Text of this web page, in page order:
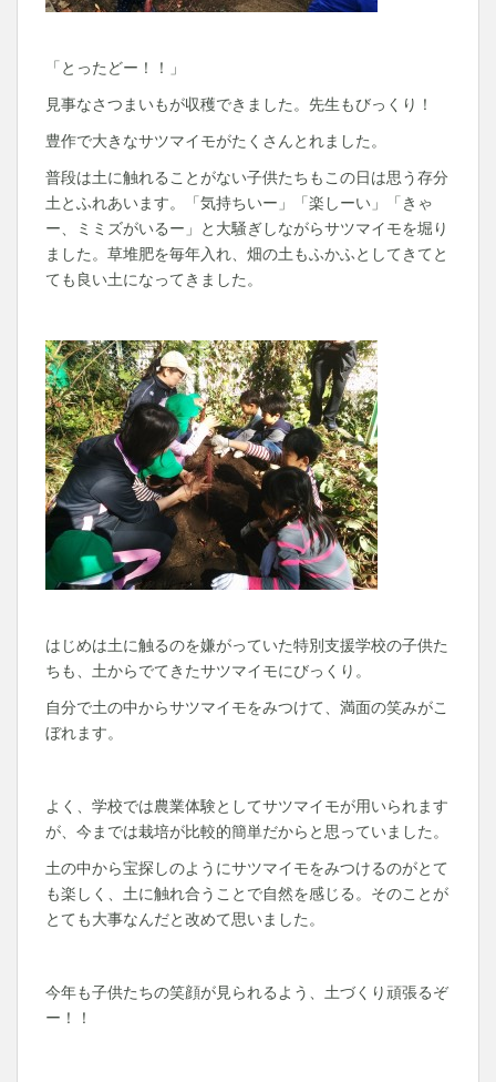
「とったどー！！」
見事なさつまいもが収穫できました。先生もびっくり！
豊作で大きなサツマイモがたくさんとれました。
普段は土に触れることがない子供たちもこの日は思う存分
土とふれあいます。「気持ちいー」「楽しーい」「きゃ
ー、ミミズがいるー」と大騒ぎしながらサツマイモを堀り
ました。草堆肥を毎年入れ、畑の土もふかふとしてきてと
ても良い土になってきました。
はじめは土に触るのを嫌がっていた特別支援学校の子供た
ちも、土からでてきたサツマイモにびっくり。
自分で土の中からサツマイモをみつけて、満面の笑みがこ
ぼれます。
よく、学校では農業体験としてサツマイモが用いられます
が、今までは栽培が比較的簡単だからと思っていました。
土の中から宝探しのようにサツマイモをみつけるのがとて
も楽しく、土に触れ合うことで自然を感じる。そのことが
とても大事なんだと改めて思いました。
今年も子供たちの笑顔が見られるよう、土づくり頑張るぞ
ー！！